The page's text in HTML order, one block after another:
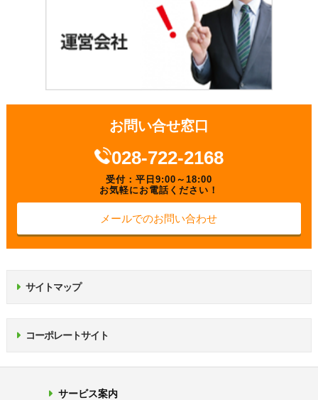
お問い合せ窓口
028-722-2168
受付：平日9:00～18:00
お気軽にお電話ください！
メールでのお問い合わせ
サイトマップ
コーポレートサイト
サービス案内